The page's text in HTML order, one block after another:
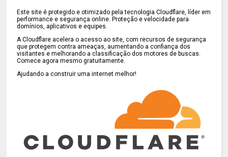
Este site é protegido e otimizado pela tecnologia Cloudflare, líder em
performance e segurança online. Proteção e velocidade para
domínios, aplicativos e equipes.
A Cloudflare acelera o acesso ao site, com recursos de segurança
que protegem contra ameaças, aumentando a confiança dos
visitantes e melhorando a classificação dos motores de buscas.
Comece agora mesmo gratuitamente.
Ajudando a construir uma internet melhor!